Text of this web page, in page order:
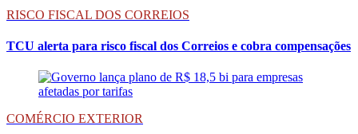
RISCO FISCAL DOS CORREIOS
TCU alerta para risco fiscal dos Correios e cobra compensações
COMÉRCIO EXTERIOR